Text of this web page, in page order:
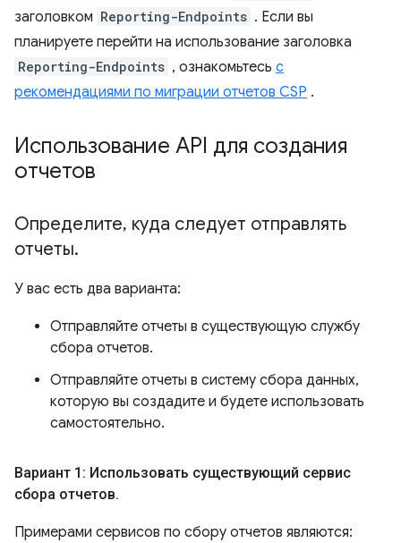
заголовком Reporting-Endpoints . Если вы
планируете перейти на использование заголовка
Reporting-Endpoints , ознакомьтесь с
рекомендациями по миграции отчетов CSP .
Использование API для создания
отчетов
Определите, куда следует отправлять
отчеты.
У вас есть два варианта:
Отправляйте отчеты в существующую службу
сбора отчетов.
Отправляйте отчеты в систему сбора данных,
которую вы создадите и будете использовать
самостоятельно.
Вариант 1: Использовать существующий сервис
сбора отчетов.
Примерами сервисов по сбору отчетов являются: